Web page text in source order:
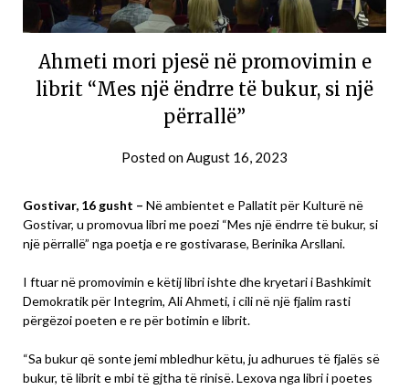
Ahmeti mori pjesë në promovimin e
librit “Mes një ëndrre të bukur, si një
përrallë”
Posted onAugust 16, 2023
Gostivar, 16 gusht – Në ambientet e Pallatit për Kulturë në
Gostivar, u promovua libri me poezi “Mes një ëndrre të bukur, si
një përrallë” nga poetja e re gostivarase, Berinika Arsllani.
I ftuar në promovimin e këtij libri ishte dhe kryetari i Bashkimit
Demokratik për Integrim, Ali Ahmeti, i cili në një fjalim rasti
përgëzoi poeten e re për botimin e librit.
“Sa bukur që sonte jemi mbledhur këtu, ju adhurues të fjalës së
bukur, të librit e mbi të gjtha të rinisë. Lexova nga libri i poetes